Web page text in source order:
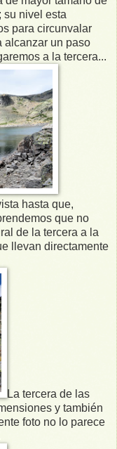
su nivel esta
para circunvalar
alcanzar un paso
a la tercera...
hasta que,
que no
de la tercera a la
llevan directamente
La tercera de las
y también
foto no lo parece